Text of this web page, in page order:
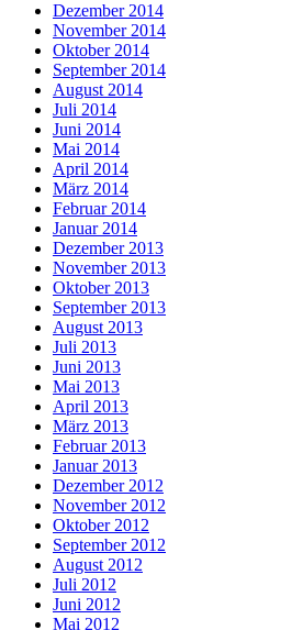
Dezember 2014
November 2014
Oktober 2014
September 2014
August 2014
Juli 2014
Juni 2014
Mai 2014
April 2014
März 2014
Februar 2014
Januar 2014
Dezember 2013
November 2013
Oktober 2013
September 2013
August 2013
Juli 2013
Juni 2013
Mai 2013
April 2013
März 2013
Februar 2013
Januar 2013
Dezember 2012
November 2012
Oktober 2012
September 2012
August 2012
Juli 2012
Juni 2012
Mai 2012